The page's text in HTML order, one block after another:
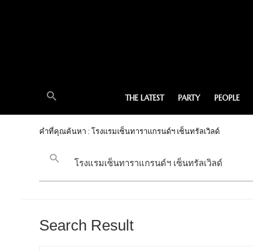
THE LATEST PARTY PEOPLE
คำที่คุณค้นหา : โรงแรมเซ็นทาราแกรนด์ฯ เซ็นทรัลเวิลด์
Search Result